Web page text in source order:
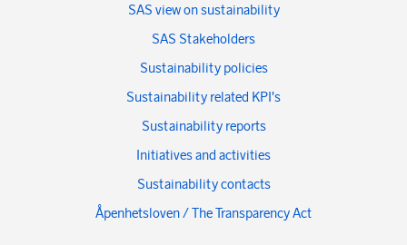
SAS view on sustainability
SAS Stakeholders
Sustainability policies
Sustainability related KPI's
Sustainability reports
Initiatives and activities
Sustainability contacts
Åpenhetsloven / The Transparency Act